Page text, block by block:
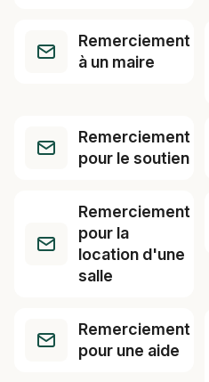
Remerciement
à un maire
Remerciement
pour le soutien
Remerciement
pour la
location d'une
salle
Remerciement
pour une aide